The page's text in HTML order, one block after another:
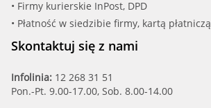
JAPKO (35597)
KAISHIN, KM INTERNA (WPK157)
KAVO PARTS (MW-1441)
• Firmy kurierskie InPost, DPD
• Płatność w siedzibie firmy, kartą płatniczą
Skontaktuj się z nami
Infolinia: 12 268 31 51
Pon.-Pt. 9.00-17.00, Sob. 8.00-14.00